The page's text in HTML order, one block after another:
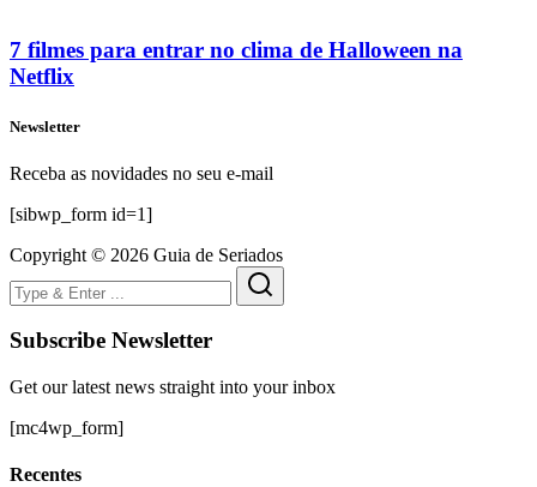
7 filmes para entrar no clima de Halloween na
Netflix
Newsletter
Receba as novidades no seu e-mail
[sibwp_form id=1]
Copyright © 2026 Guia de Seriados
Subscribe Newsletter
Get our latest news straight into your inbox
[mc4wp_form]
Recentes